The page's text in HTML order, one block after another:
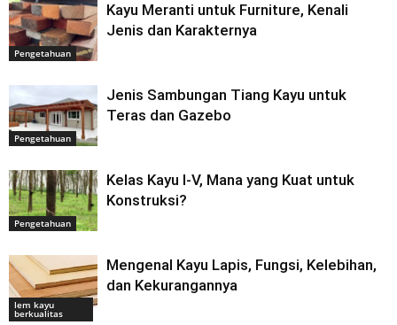
Pengetahuan
Kayu Meranti untuk Furniture, Kenali
Jenis dan Karakternya
Pengetahuan
Jenis Sambungan Tiang Kayu untuk
Teras dan Gazebo
Pengetahuan
Kelas Kayu I-V, Mana yang Kuat untuk
Konstruksi?
lem kayu
berkualitas
Mengenal Kayu Lapis, Fungsi, Kelebihan,
dan Kekurangannya